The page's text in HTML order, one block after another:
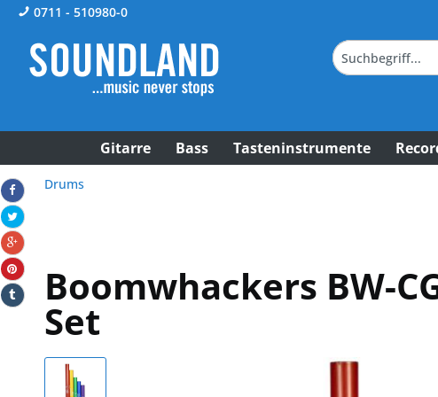
0711 - 510980-0
Gitarre Bass Tasteninstrumente
Drums
Boomwhackers BW-
Set